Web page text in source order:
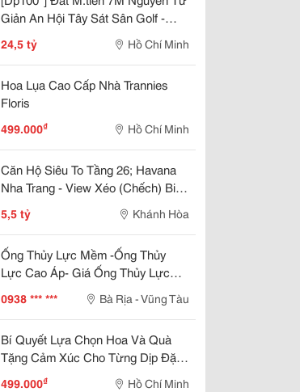
Giản An Hội Tây Sát Sân Golf -
24,5 tỷ Hồ Chí Minh
Hoa Lụa Cao Cấp Nhà Trannies
Floris
499.000₫ Hồ Chí Minh
Căn Hộ Siêu To Tầng 26; Havana
Nha Trang - View Xéo (Chếch) Biển
Trần Phú Thuê 25Tr/Tháng 5,5 Tỷ
5,5 tỷ Khánh Hòa
Ống Thủy Lực Mềm -Ống Thủy
Lực Cao Áp- Giá Ống Thủy Lực
-Ống Dầu Thủy Lực- Ống Dầu
Thủy Lực 1 2- Ống Thủy Lực Phi
21- Ống Thủy Lực 1 4 -Ống Thủy
Lực 3 8
0938 *** *** Bà Rịa - Vũng Tàu
Bí Quyết Lựa Chọn Hoa Và Quà
Tặng Cảm Xúc Cho Từng Dịp Đặc
Biệt Trong Năm
499.000₫ Hồ Chí Minh